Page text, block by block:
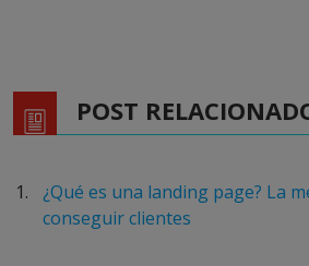
POST
¿Qué es una landing page? La
conseguir clientes